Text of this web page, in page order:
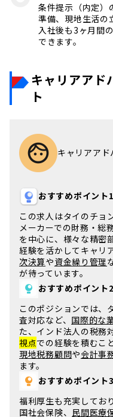
条件提示（内定）
準備、現地生活の
入社後も3ヶ月間
できます。
キャリアアド
ト
キャリアアド
おすすめポイント1
この求人はタイ のチョ
メーカーでの財務・総
を中心に、様々な精密
経験を活かしてキャリ
次決算や資金繰り管理
が待っています。
おすすめポイント2
このポジションでは、
査対応など、 国際的な
た、 インド法人 の税務
視点での経験を積むこ
現地税務顧問や会計事
ます。
おすすめポイント3
福利厚生も充実しており
国社会保険、 民間医療